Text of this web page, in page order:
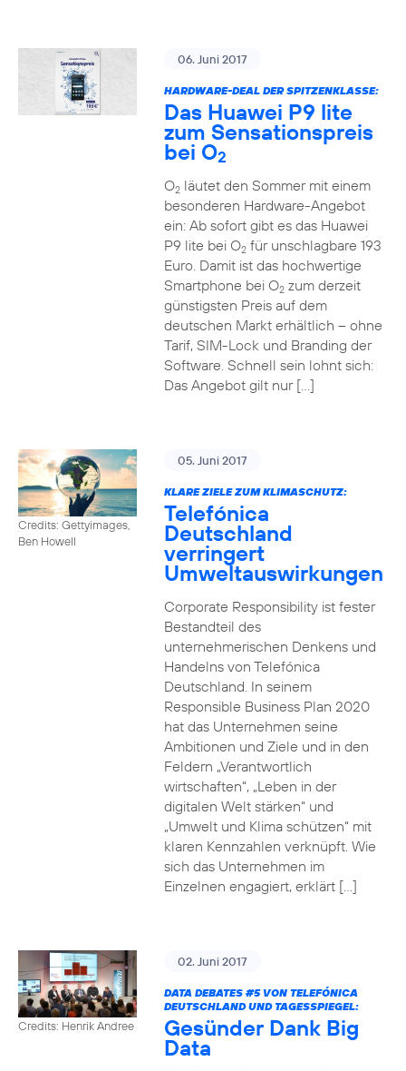
06. Juni 2017
HARDWARE-DEAL DER SPITZENKLASSE:
Das Huawei P9 lite
zum Sensationspreis
bei O2
O2läutet den Sommer mit einem
besonderen Hardware-Angebot
ein: Ab sofort gibt es das Huawei
P9 lite bei O2für unschlagbare 193
Euro. Damit ist das hochwertige
Smartphone bei O2zum derzeit
günstigsten Preis auf dem
deutschen Markt erhältlich – ohne
Tarif, SIM-Lock und Branding der
Software. Schnell sein lohnt sich:
Das Angebot gilt nur […]
Credits: Gettyimages,
Ben Howell
05. Juni 2017
KLARE ZIELE ZUM KLIMASCHUTZ:
Telefónica
Deutschland
verringert
Umweltauswirkungen
Corporate Responsibility ist fester
Bestandteil des
unternehmerischen Denkens und
Handelns von Telefónica
Deutschland. In seinem
Responsible Business Plan 2020
hat das Unternehmen seine
Ambitionen und Ziele und in den
Feldern „Verantwortlich
wirtschaften“, „Leben in der
digitalen Welt stärken“ und
„Umwelt und Klima schützen“ mit
klaren Kennzahlen verknüpft. Wie
sich das Unternehmen im
Einzelnen engagiert, erklärt […]
Credits: Henrik Andree
02. Juni 2017
DATA DEBATES #5VON TELEFÓNICA
DEUTSCHLAND UND TAGESSPIEGEL:
Gesünder Dank Big
Data